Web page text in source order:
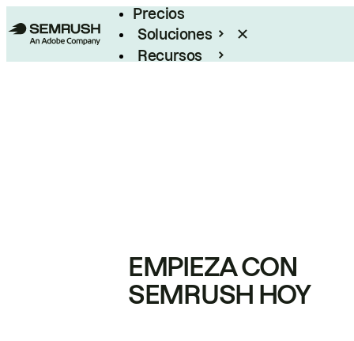
Precios
Soluciones
Recursos
EMPIEZA CON
SEMRUSH HOY